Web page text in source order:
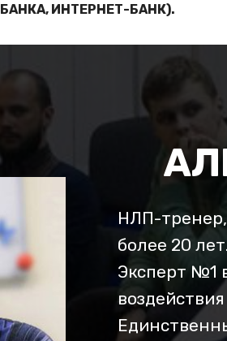
БАНКА, ИНТЕРНЕТ-БАНК).
НЛП-тренер,
более 20 лет.
Эксперт №1